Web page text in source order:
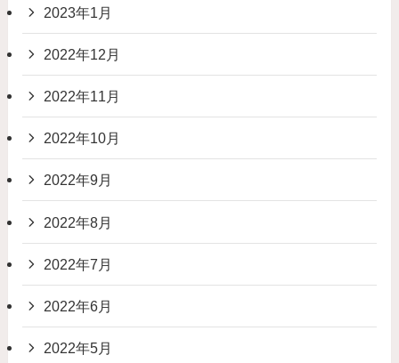
2023年1月
2022年12月
2022年11月
2022年10月
2022年9月
2022年8月
2022年7月
2022年6月
2022年5月